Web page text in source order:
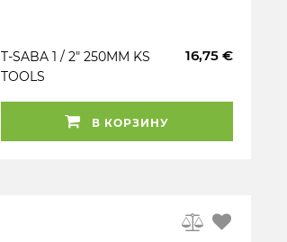
T-SABA 1 / 2" 250MM KS
TOOLS
16,75 €
В КОРЗИНУ